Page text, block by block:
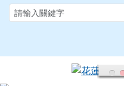
跳至主內容區
花蓮縣大榮國小